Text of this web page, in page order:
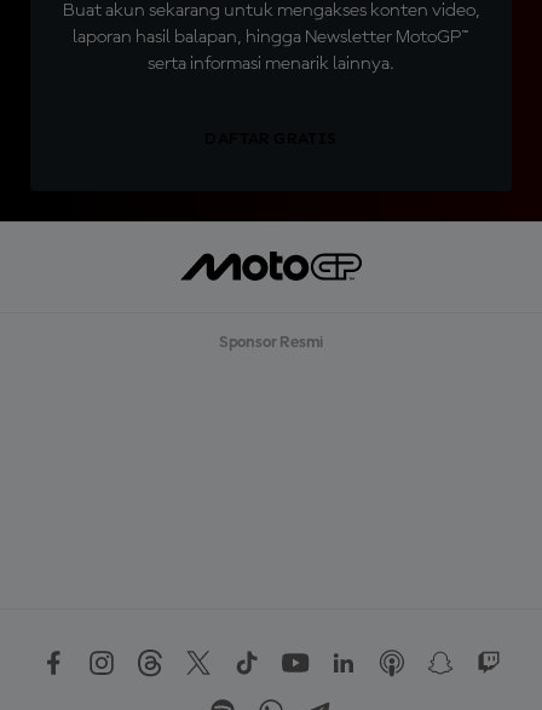
Buat akun sekarang untuk mengakses konten video,
laporan hasil balapan, hingga Newsletter MotoGP™
serta informasi menarik lainnya.
Sponsor Resmi